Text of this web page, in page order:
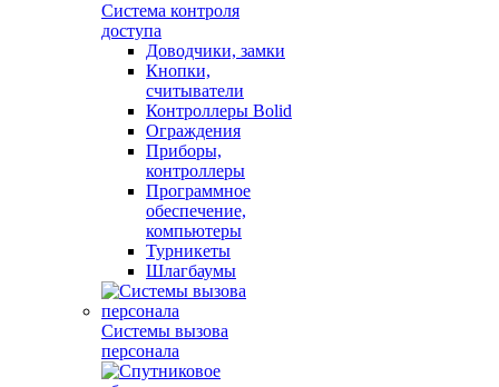
Система контроля
доступа
Доводчики, замки
Кнопки,
считыватели
Контроллеры Bolid
Ограждения
Приборы,
контроллеры
Программное
обеспечение,
компьютеры
Турникеты
Шлагбаумы
Системы вызова
персонала